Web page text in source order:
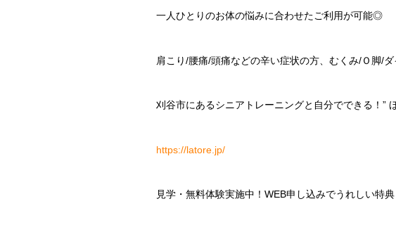
一人ひとりのお体の悩みに合わせたご利用が可能◎
肩こり/腰痛/頭痛などの辛い症状の方、むくみ/Ｏ脚/
刈谷市にあるシニアトレーニングと自分でできる！”
https://latore.jp/
見学・無料体験実施中！WEB申し込みでうれしい特典